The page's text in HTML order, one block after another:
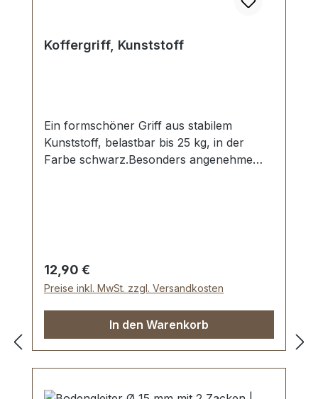
Koffergriff, Kunststoff
Ein formschöner Griff aus stabilem
Kunststoff, belastbar bis 25 kg, in der
Farbe schwarz.Besonders angenehme
Regulärer Preis:
12,90 €
Preise inkl. MwSt. zzgl. Versandkosten
In den Warenkorb